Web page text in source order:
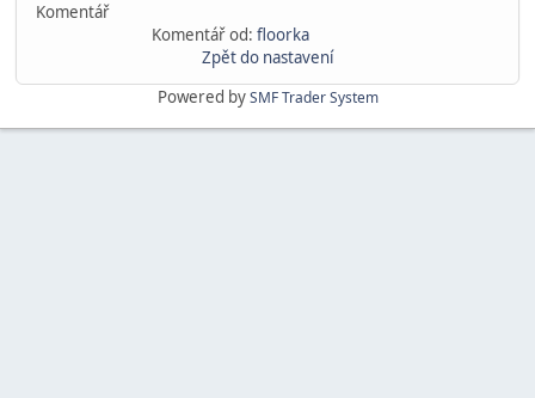
Komentář
Komentář od: floorka
Zpět do nastavení
Powered bySMF Trader System